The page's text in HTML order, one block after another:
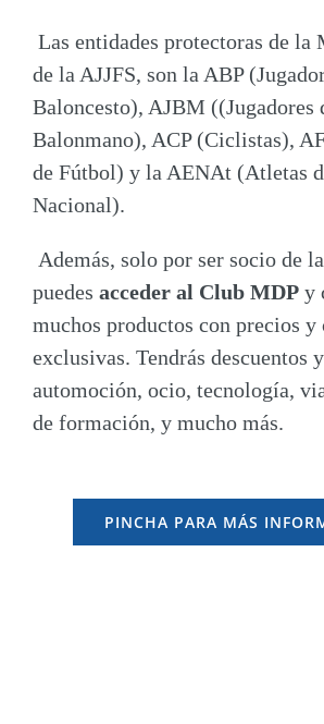
Las entidades protectoras de la
de la AJJFS, son la ABP
Baloncesto), AJBM ((Jugadores
Balonmano), ACP (Ciclistas),
de Fútbol) y la AENAt (Atletas
Nacional).
Además, solo por ser socio de
puedes acceder al Club MDPy
muchos productos con precios y
exclusivas. Tendrás descuentos
automoción, ocio, tecnología,
de formación, y mucho más.
PINCHA PARA MÁS